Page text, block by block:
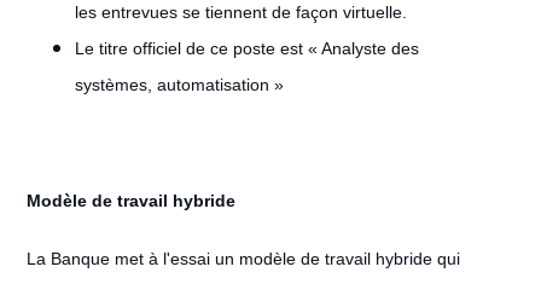
les entrevues se tiennent de façon virtuelle.
Le titre officiel de ce poste est « Analyste des
systèmes, automatisation »
Modèle de travail hybride
La Banque met à l'essai un modèle de travail hybride qui